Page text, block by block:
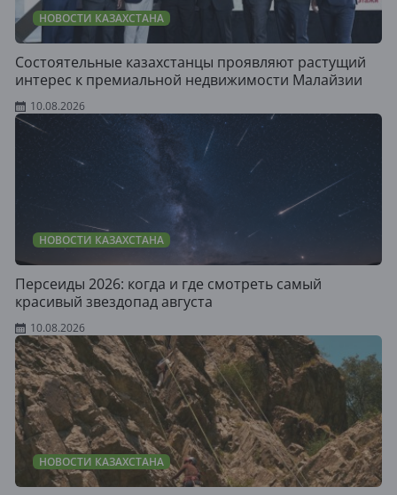
НОВОСТИ КАЗАХСТАНА
Состоятельные казахстанцы проявляют растущий
интерес к премиальной недвижимости Малайзии
10.08.2026
НОВОСТИ КАЗАХСТАНА
Персеиды 2026: когда и где смотреть самый
красивый звездопад августа
10.08.2026
НОВОСТИ КАЗАХСТАНА